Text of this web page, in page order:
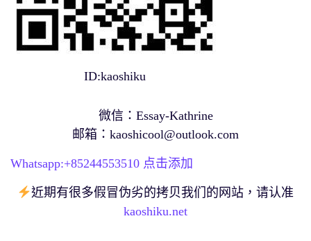
ID:kaoshiku
微信：Essay-Kathrine
邮箱： kaoshicool@outlook.com
Whatsapp:+85244553510 点击添加
近期有很多假冒伪劣的拷贝我们的网站，请认准
kaoshiku.net